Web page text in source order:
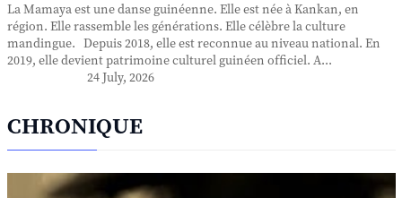
La Mamaya est une danse guinéenne. Elle est née à Kankan, en
région. Elle rassemble les générations. Elle célèbre la culture
mandingue. Depuis 2018, elle est reconnue au niveau national. En
2019, elle devient patrimoine culturel guinéen officiel. A...
24 July, 2026
CHRONIQUE